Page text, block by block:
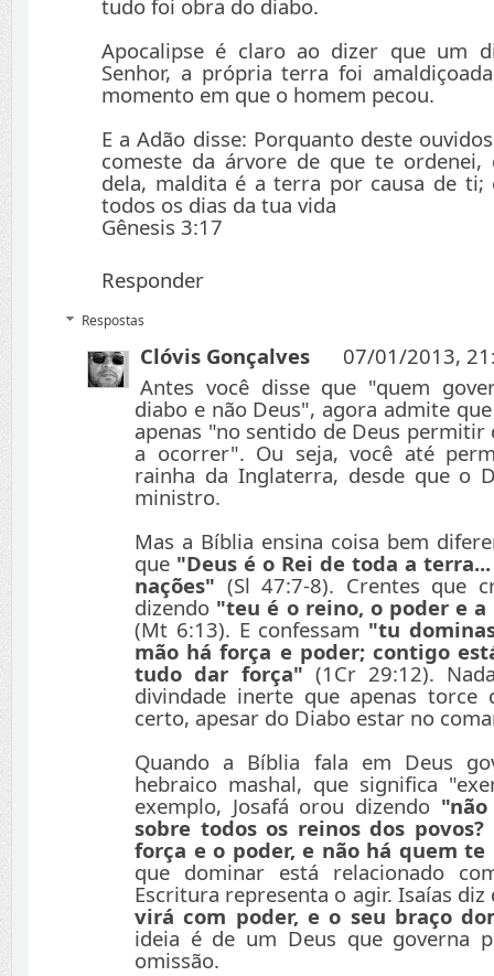
tudo foi obra do diabo.
Apocalipse é claro ao dizer que um
Senhor, a própria terra foi
momento em que o homem pecou.
E a Adão disse: Porquanto deste
comeste da árvore de que te ordenei,
dela, maldita é a terra por causa de ti;
todos os dias da tua vida
Gênesis 3:17
Responder
Respostas
Clóvis Gonçalves
07/01/2013,
Antes você disse que "quem
diabo e não Deus", agora admite
apenas "no sentido de Deus permitir
a ocorrer". Ou seja, você até
rainha da Inglaterra, desde que o
ministro.
Mas a Bíblia ensina coisa bem
que "Deus é o Rei de toda a
nações" (Sl 47:7-8). Crentes que
dizendo "teu é o reino, o poder e
(Mt 6:13). E confessam "tu
mão há força e poder; contigo
tudo dar força" (1Cr 29:12).
divindade inerte que apenas
certo, apesar do Diabo estar no
Quando a Bíblia fala em Deus
hebraico mashal, que significa
exemplo, Josafá orou dizendo
sobre todos os reinos dos
força e o poder, e não há quem
que dominar está relacionado
Escritura representa o agir. Isaías
virá com poder, e o seu braço
ideia é de um Deus que governa
omissão.